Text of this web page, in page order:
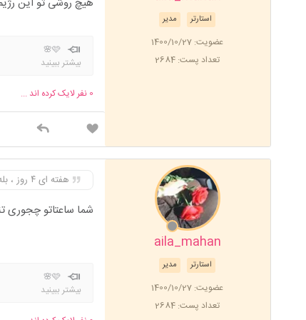
مدیر استارتر
عضویت: 1400/10/27
تعداد پست: 2684
🩷🌸
بیشتر ببینید
0 نفر لایک کرده اند ...
aila_mahan
مدیر استارتر
عضویت: 1400/10/27
تعداد پست: 2684
هفته ای ۴ روز ، بله اما تو‌ اون‌۸ ساعت هم چیزای سالم‌ بخور
شما ساعتاتو چجوری
🩷🌸
بیشتر ببینید